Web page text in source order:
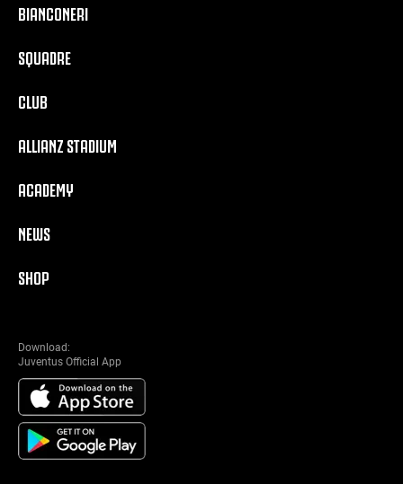
BIANCONERI
SQUADRE
CLUB
ALLIANZ STADIUM
ACADEMY
NEWS
SHOP
Download:
Juventus Official App